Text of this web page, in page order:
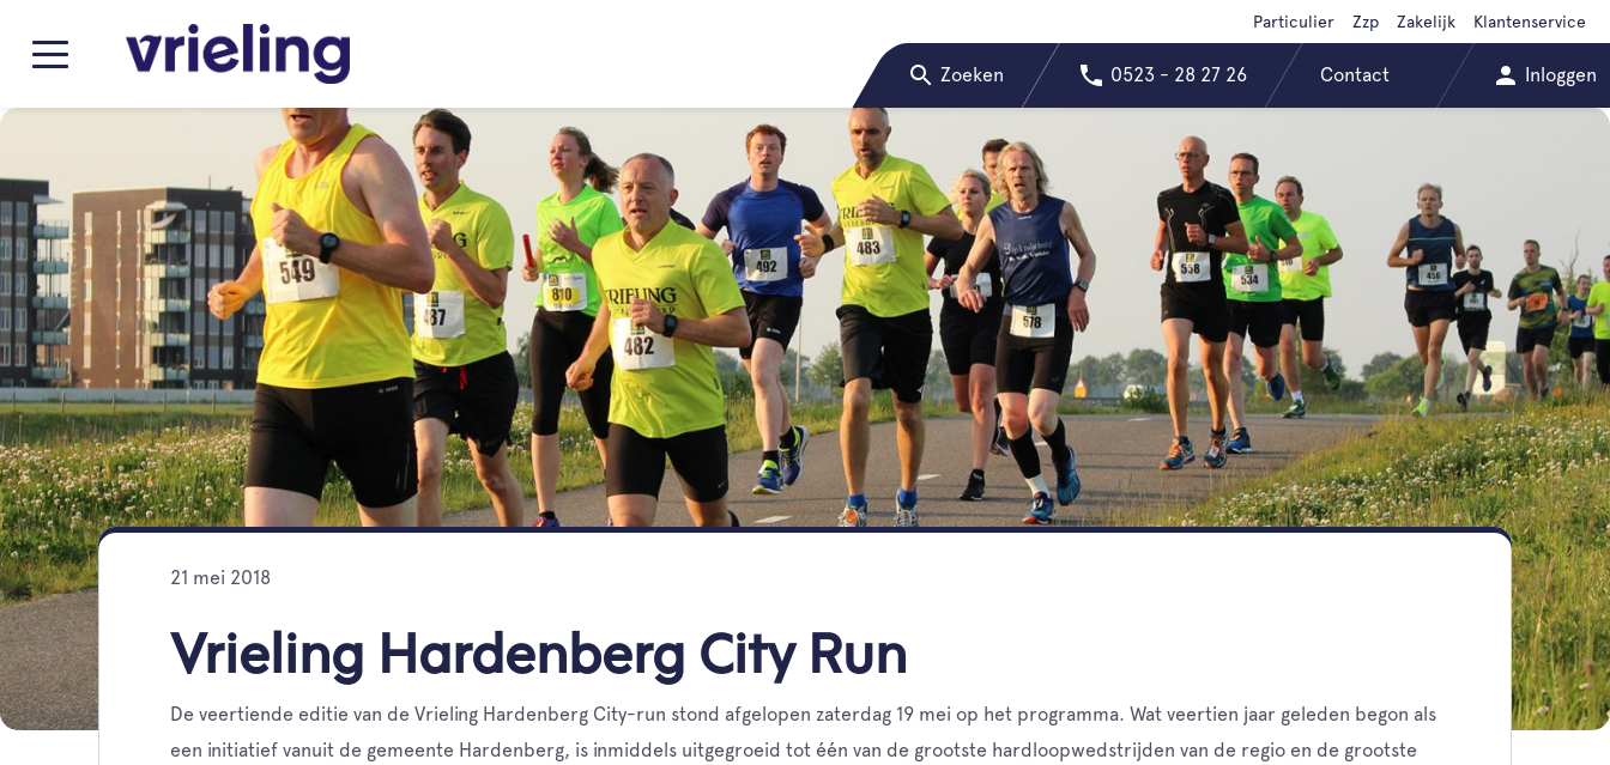
Zoeken 0523 - 28 27 26 Contact Inloggen
Particulier Zzp Zakelijk Klantenservice
21 mei 2018
Vrieling Hardenberg City Run
De veertiende editie van de Vrieling Hardenberg City-run stond afgelopen zaterdag 19 mei op het programma. Wat veertien jaar geleden begon als
een initiatief vanuit de gemeente Hardenberg, is inmiddels uitgegroeid tot één van de grootste hardloopwedstrijden van de regio en de grootste